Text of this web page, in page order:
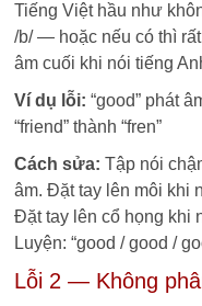
Tiếng Việt hầu như
/b/ — hoặc nếu có thì
âm cuối khi nói tiếng
Ví dụ lỗi: “good” phát
“friend” thành “fren”
Cách sửa: Tập nói
âm. Đặt tay lên môi khi
Đặt tay lên cổ họng khi
Luyện: “good / good /
Lỗi 2 — Không